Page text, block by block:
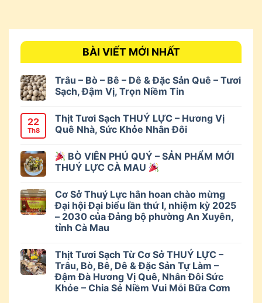
BÀI VIẾT MỚI NHẤT
Trâu – Bò – Bê – Dê & Đặc Sản Quê – Tươi
Sạch, Đậm Vị, Trọn Niềm Tin
22
Th8
Thịt Tươi Sạch THUÝ LỰC – Hương Vị
Quê Nhà, Sức Khỏe Nhân Đôi
BÒ VIÊN PHÚ QUÝ – SẢN PHẨM MỚI
THUÝ LỰC CÀ MAU
Cơ Sở Thuý Lực hân hoan chào mừng
Đại hội Đại biểu lần thứ I, nhiệm kỳ 2025
– 2030 của Đảng bộ phường An Xuyên,
tỉnh Cà Mau
Thịt Tươi Sạch Từ Cơ Sở THUÝ LỰC –
Trâu, Bò, Bê, Dê & Đặc Sản Tự Làm –
Đậm Đà Hương Vị Quê, Nhân Đôi Sức
Khỏe – Chia Sẻ Niềm Vui Mỗi Bữa Cơm